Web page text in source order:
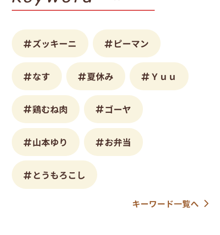
ズッキーニ ピーマン
なす 夏休み Ｙｕｕ
鶏むね肉 ゴーヤ
山本ゆり お弁当
とうもろこし
キーワード一覧へ